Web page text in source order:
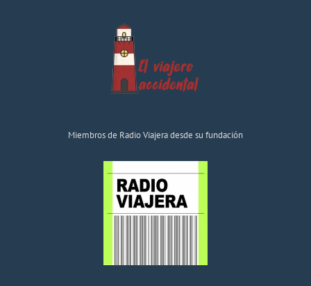
Miembros de Radio Viajera desde su fundación